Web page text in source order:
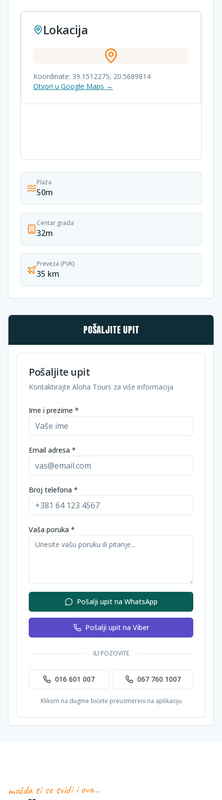
Lokacija
Koordinate: 39.1512275, 20.5689814
Otvori u Google Maps →
Plaža
50m
Centar grada
32m
Preveza (PVK)
35 km
POŠALJITE UPIT
Pošaljite upit
Kontaktirajte Aloha Tours za više informacija
Ime i prezime *
Email adresa *
Broj telefona *
Vaša poruka *
Pošalji upit na WhatsApp
Pošalji upit na Viber
ILI POZOVITE
016 601 007 067 760 1007
Klikom na dugme bićete preusmereni na aplikaciju
možda ti se svidi i ovo…